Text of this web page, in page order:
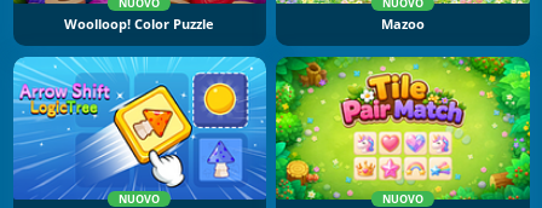
NUOVO
Woolloop! Color Puzzle
NUOVO
Mazoo
NUOVO NUOVO